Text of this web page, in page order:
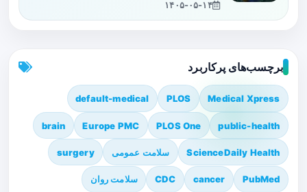
۱۴۰۵-۰۵-۱۴
برچسب‌های پرکاربرد
Medical Xpress
PLOS
default-medical
public-health
PLOS One
Europe PMC
brain
ScienceDaily Health سلامت عمومی surgery
PubMed
cancer
CDC سلامت روان